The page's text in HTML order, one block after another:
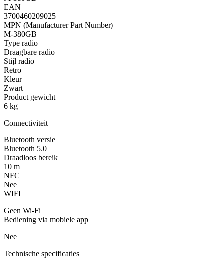
EAN
3700460209025
MPN (Manufacturer Part Number)
M-380GB
Type radio
Draagbare radio
Stijl radio
Retro
Kleur
Zwart
Product gewicht
6 kg
Connectiviteit
Bluetooth versie
Bluetooth 5.0
Draadloos bereik
10 m
NFC
Nee
WIFI
Geen Wi-Fi
Bediening via mobiele app
Nee
Technische specificaties